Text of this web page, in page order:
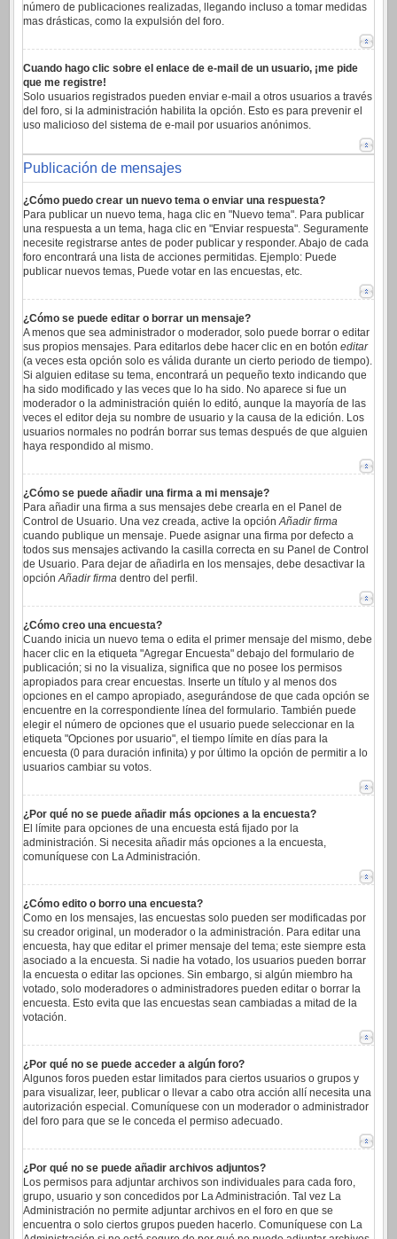
número de publicaciones realizadas, llegando incluso a tomar medidas
mas drásticas, como la expulsión del foro.
Cuando hago clic sobre el enlace de e-mail de un usuario, ¡me pide
que me registre!
Solo usuarios registrados pueden enviar e-mail a otros usuarios a través
del foro, si la administración habilita la opción. Esto es para prevenir el
uso malicioso del sistema de e-mail por usuarios anónimos.
Publicación de mensajes
¿Cómo puedo crear un nuevo tema o enviar una respuesta?
Para publicar un nuevo tema, haga clic en "Nuevo tema". Para publicar
una respuesta a un tema, haga clic en "Enviar respuesta". Seguramente
necesite registrarse antes de poder publicar y responder. Abajo de cada
foro encontrará una lista de acciones permitidas. Ejemplo: Puede
publicar nuevos temas, Puede votar en las encuestas, etc.
¿Cómo se puede editar o borrar un mensaje?
A menos que sea administrador o moderador, solo puede borrar o editar
sus propios mensajes. Para editarlos debe hacer clic en en botón editar
(a veces esta opción solo es válida durante un cierto periodo de tiempo).
Si alguien editase su tema, encontrará un pequeño texto indicando que
ha sido modificado y las veces que lo ha sido. No aparece si fue un
moderador o la administración quién lo editó, aunque la mayoría de las
veces el editor deja su nombre de usuario y la causa de la edición. Los
usuarios normales no podrán borrar sus temas después de que alguien
haya respondido al mismo.
¿Cómo se puede añadir una firma a mi mensaje?
Para añadir una firma a sus mensajes debe crearla en el Panel de
Control de Usuario. Una vez creada, active la opciónAñadir firma
cuando publique un mensaje. Puede asignar una firma por defecto a
todos sus mensajes activando la casilla correcta en su Panel de Control
de Usuario. Para dejar de añadirla en los mensajes, debe desactivar la
opciónAñadir firma dentro del perfil.
¿Cómo creo una encuesta?
Cuando inicia un nuevo tema o edita el primer mensaje del mismo, debe
hacer clic en la etiqueta "Agregar Encuesta" debajo del formulario de
publicación; si no la visualiza, significa que no posee los permisos
apropiados para crear encuestas. Inserte un título y al menos dos
opciones en el campo apropiado, asegurándose de que cada opción se
encuentre en la correspondiente línea del formulario. También puede
elegir el número de opciones que el usuario puede seleccionar en la
etiqueta "Opciones por usuario", el tiempo límite en días para la
encuesta (0 para duración infinita) y por último la opción de permitir a lo
usuarios cambiar su votos.
¿Por qué no se puede añadir más opciones a la encuesta?
El límite para opciones de una encuesta está fijado por la
administración. Si necesita añadir más opciones a la encuesta,
comuníquese con La Administración.
¿Cómo edito o borro una encuesta?
Como en los mensajes, las encuestas solo pueden ser modificadas por
su creador original, un moderador o la administración. Para editar una
encuesta, hay que editar el primer mensaje del tema; este siempre esta
asociado a la encuesta. Si nadie ha votado, los usuarios pueden borrar
la encuesta o editar las opciones. Sin embargo, si algún miembro ha
votado, solo moderadores o administradores pueden editar o borrar la
encuesta. Esto evita que las encuestas sean cambiadas a mitad de la
votación.
¿Por qué no se puede acceder a algún foro?
Algunos foros pueden estar limitados para ciertos usuarios o grupos y
para visualizar, leer, publicar o llevar a cabo otra acción allí necesita una
autorización especial. Comuníquese con un moderador o administrador
del foro para que se le conceda el permiso adecuado.
¿Por qué no se puede añadir archivos adjuntos?
Los permisos para adjuntar archivos son individuales para cada foro,
grupo, usuario y son concedidos por La Administración. Tal vez La
Administración no permite adjuntar archivos en el foro en que se
encuentra o solo ciertos grupos pueden hacerlo. Comuníquese con La